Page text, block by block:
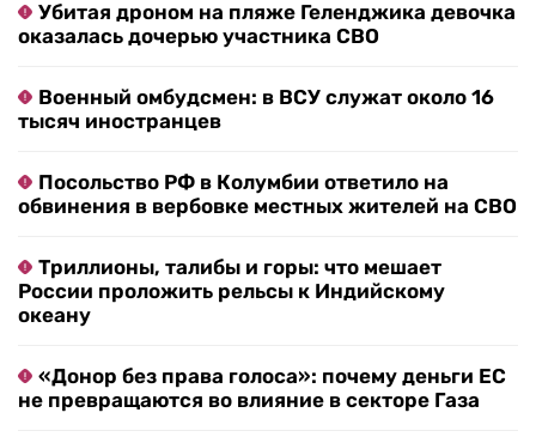
Убитая дроном на пляже Геленджика девочка
оказалась дочерью участника СВО
Военный омбудсмен: в ВСУ служат около 16
тысяч иностранцев
Посольство РФ в Колумбии ответило на
обвинения в вербовке местных жителей на СВО
Триллионы, талибы и горы: что мешает
России проложить рельсы к Индийскому
океану
«Донор без права голоса»: почему деньги ЕС
не превращаются во влияние в секторе Газа